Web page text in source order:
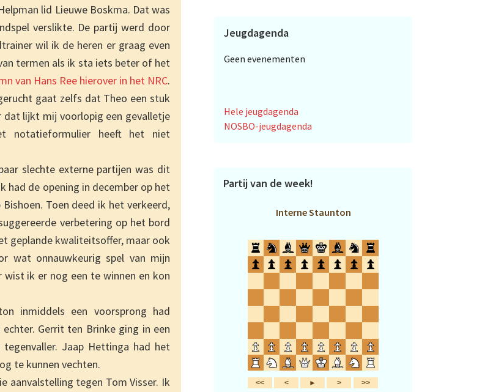
lid Lieuwe Boskma. Dat was
verslikte. De partij werd door
wil ik de heren er graag even
termen als ik sta iets beter of het
van Hans Ree hierover in het NRC.
gaat zelfs dat Theo een stuk
lijkt mij voorlopig een gevalletje
notatieformulier heeft het niet
slechte externe partijen was dit
had de opening in december op het
Toen deed ik het verkeerd,
verbetering op het bord
geplande kwaliteitsoffer, maar ook
wat onnauwkeurig spel van mijn
ik er nog een te winnen en kon
inmiddels een voorsprong had
Gerrit ten Brinke ging in een
Jaap Hettinga had het
te kunnen vechten.
aanvalstelling tegen Tom Visser. Ik
Jeugdagenda
Geen evenementen
Hele jeugdagenda
NOSBO-jeugdagenda
Partij van de week!
Interne Staunton